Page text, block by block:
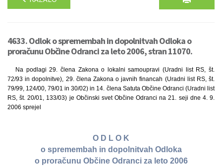
4633. Odlok o spremembah in dopolnitvah Odloka o
proračunu Občine Odranci za leto 2006, stran 11070.
Na podlagi 29. člena Zakona o lokalni samoupravi (Uradni list RS, št.
72/93 in dopolnitve), 29. člena Zakona o javnih financah (Uradni list RS, št.
79/99, 124/00, 79/01 in 30/02) in 14. člena Satuta Občine Odranci (Uradni list
RS, št. 20/01, 133/03) je Občinski svet Občine Odranci na 21. seji dne 4. 9.
2006 sprejel
O D L O K
o spremembah in dopolnitvah Odloka
o proračunu Občine Odranci za leto 2006